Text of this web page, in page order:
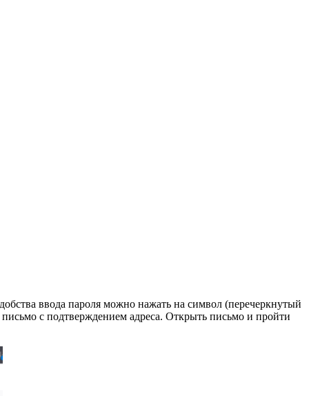
ввода пароля можно нажать на символ (перечеркнутый
с подтверждением адреса. Открыть письмо и пройти